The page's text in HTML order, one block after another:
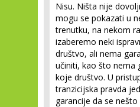
Nisu. Ništa nije
mogu se pokazati u
trenutku, na nekom
izaberemo neki
društvo, ali nema
učiniti, kao što nema
koje društvo. U
tranzicijska pravda
garancije da se